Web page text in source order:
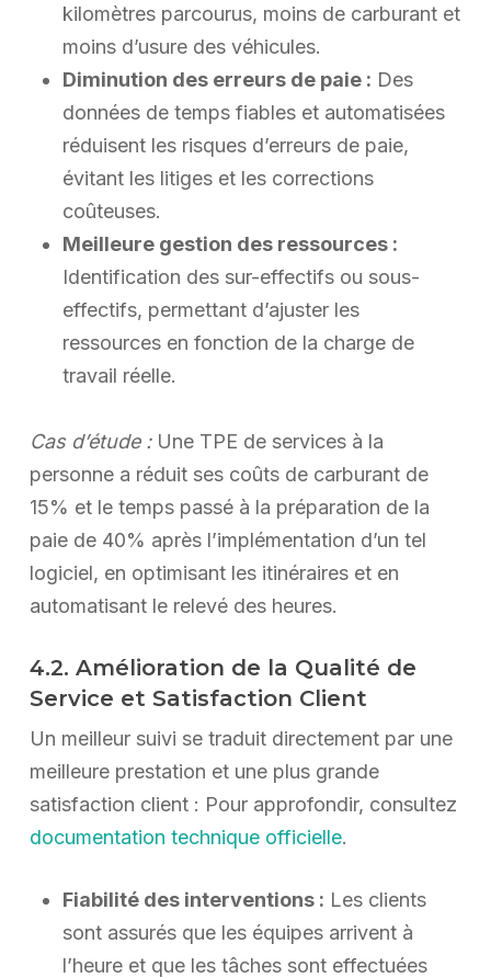
kilomètres parcourus, moins de carburant et
moins d’usure des véhicules.
Diminution des erreurs de paie : Des
données de temps fiables et automatisées
réduisent les risques d’erreurs de paie,
évitant les litiges et les corrections
coûteuses.
Meilleure gestion des ressources :
Identification des sur-effectifs ou sous-
effectifs, permettant d’ajuster les
ressources en fonction de la charge de
travail réelle.
Cas d’étude :Une TPE de services à la
personne a réduit ses coûts de carburant de
15% et le temps passé à la préparation de la
paie de 40% après l’implémentation d’un tel
logiciel, en optimisant les itinéraires et en
automatisant le relevé des heures.
4.2. Amélioration de la Qualité de
Service et Satisfaction Client
Un meilleur suivi se traduit directement par une
meilleure prestation et une plus grande
satisfaction client : Pour approfondir, consultez
documentation technique officielle.
Fiabilité des interventions : Les clients
sont assurés que les équipes arrivent à
l’heure et que les tâches sont effectuées